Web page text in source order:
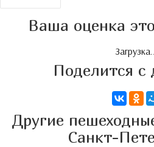
Ваша оценка
Загрузка...
Поделится с
Другие
Санкт-